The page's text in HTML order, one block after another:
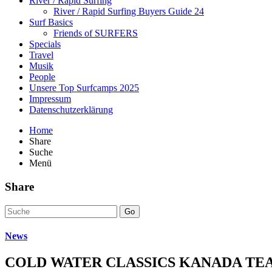
River / Rapid Surfing Buyers Guide 24
Surf Basics
Friends of SURFERS
Specials
Travel
Musik
People
Unsere Top Surfcamps 2025
Impressum
Datenschutzerklärung
Home
Share
Suche
Menü
Share
Go
News
COLD WATER CLASSICS KANADA